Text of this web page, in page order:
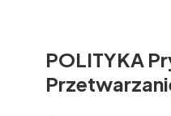
POLITYKA